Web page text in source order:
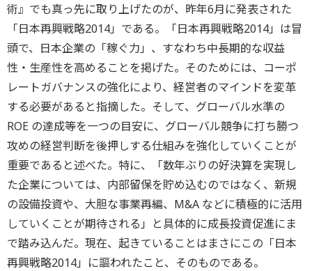
術』でも真っ先に取り上げたのが、昨年6月に発表された
「日本再興戦略2014」である。「日本再興戦略2014」は冒
頭で、日本企業の「稼ぐ力」、すなわち中長期的な収益
性・生産性を高めることを掲げた。そのためには、コーポ
レートガバナンスの強化により、経営者のマインドを変革
する必要があると指摘した。そして、グローバル水準の
ROE の達成等を一つの目安に、グローバル競争に打ち勝つ
攻めの経営判断を後押しする仕組みを強化していくことが
重要であると述べた。特に、「数年ぶりの好決算を実現し
た企業については、内部留保を貯め込むのではなく、新規
の設備投資や、大胆な事業再編、M&A などに積極的に活用
していくことが期待される」と具体的に成長投資促進にま
で踏み込んだ。現在、起きていることはまさにこの「日本
再興戦略2014」に謳われたこと、そのものである。